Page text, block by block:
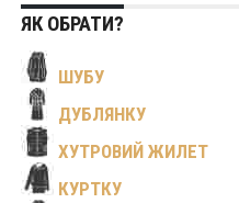
ЯК ОБРАТИ?
ШУБУ
ДУБЛЯНКУ
ХУТРОВИЙ ЖИЛЕТ
КУРТКУ